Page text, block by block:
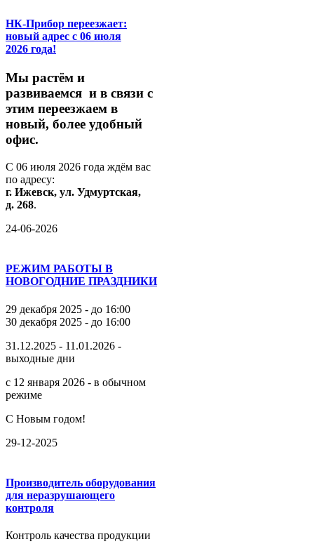
НК-Прибор переезжает:
новый адрес с 06 июля
2026 года!
Мы растём и
развиваемся и в связи с
этим переезжаем в
новый, более удобный
офис.
С 06 июля 2026 года ждём вас
по адресу:
г. Ижевск, ул. Удмуртская,
д. 268.
24-06-2026
РЕЖИМ РАБОТЫ В
НОВОГОДНИЕ ПРАЗДНИКИ
29 декабря 2025 - до 16:00
30 декабря 2025 - до 16:00
31.12.2025 - 11.01.2026 -
выходные дни
с 12 января 2026 - в обычном
режиме
С Новым годом!
29-12-2025
Производитель оборудования
для неразрушающего
контроля
Контроль качества продукции